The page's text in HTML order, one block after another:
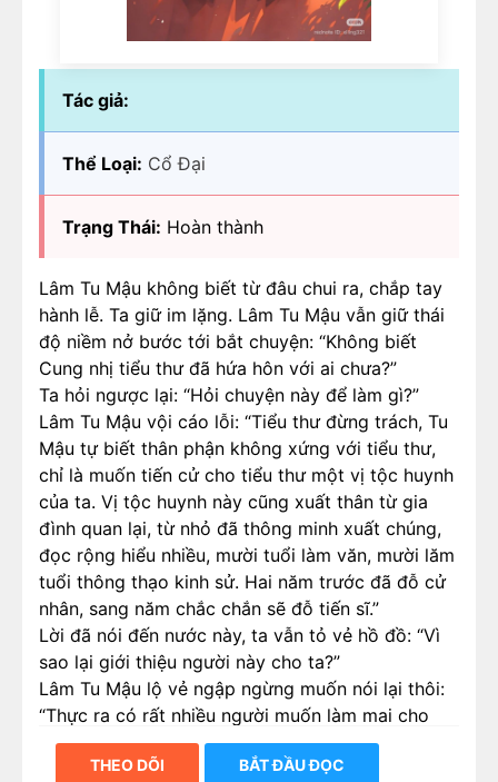
Tác giả:
Thể Loại: Cổ Đại
Trạng Thái: Hoàn thành
Lâm Tu Mậu không biết từ đâu chui ra, chắp tay
hành lễ. Ta giữ im lặng. Lâm Tu Mậu vẫn giữ thái
độ niềm nở bước tới bắt chuyện: “Không biết
Cung nhị tiểu thư đã hứa hôn với ai chưa?”
Ta hỏi ngược lại: “Hỏi chuyện này để làm gì?”
Lâm Tu Mậu vội cáo lỗi: “Tiểu thư đừng trách, Tu
Mậu tự biết thân phận không xứng với tiểu thư,
chỉ là muốn tiến cử cho tiểu thư một vị tộc huynh
của ta. Vị tộc huynh này cũng xuất thân từ gia
đình quan lại, từ nhỏ đã thông minh xuất chúng,
đọc rộng hiểu nhiều, mười tuổi làm văn, mười lăm
tuổi thông thạo kinh sử. Hai năm trước đã đỗ cử
nhân, sang năm chắc chắn sẽ đỗ tiến sĩ.”
Lời đã nói đến nước này, ta vẫn tỏ vẻ hồ đồ: “Vì
sao lại giới thiệu người này cho ta?”
Lâm Tu Mậu lộ vẻ ngập ngừng muốn nói lại thôi:
“Thực ra có rất nhiều người muốn làm mai cho
tộc huynh, ngặt nỗi huynh ấy chỉ một lòng vùi
đầu đọc sách, bảo rằng mình thích nữ tử có nước
THEO DÕI BẮT ĐẦU ĐỌC